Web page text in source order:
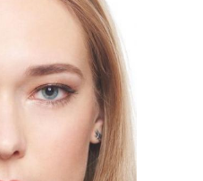
Новогодний макияж
Стильные прически и
макияж